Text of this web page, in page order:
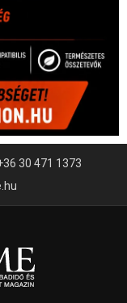
30 471 1373